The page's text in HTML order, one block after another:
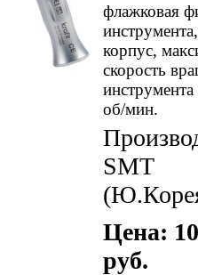
флажковая
корпус,
скорость
об/мин.
SMT
Цена:
руб.